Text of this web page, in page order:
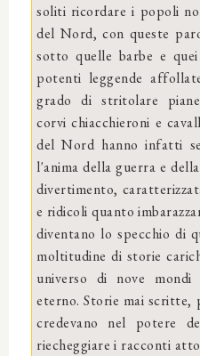
soliti ricordare i popoli
del Nord, con queste
sotto quelle barbe e
potenti leggende
grado di stritolare
corvi chiacchieroni e
del Nord hanno infatti
l'anima della guerra e
divertimento,
e ridicoli quanto
diventano lo specchio di
moltitudine di storie
universo di nove
eterno. Storie mai scritte,
credevano nel potere
riecheggiare i racconti